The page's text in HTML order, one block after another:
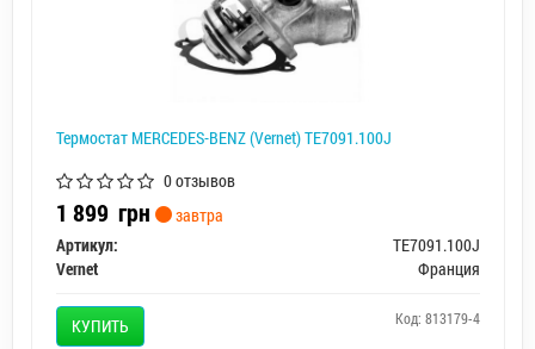
Термостат MERCEDES-BENZ (Vernet) TE7091.100J
0 отзывов
1 899 грн
завтра
Артикул:
TE7091.100J
Vernet
Франция
КУПИТЬ Код: 813179-4